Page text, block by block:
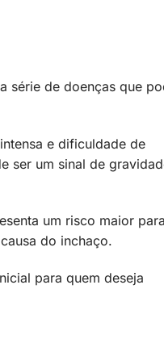
série de doenças que
e dificuldade de
ser um sinal de
um risco maior
do inchaço.
para quem deseja